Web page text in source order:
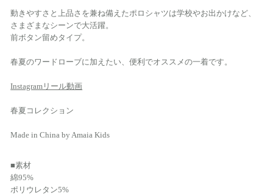
動きやすさと上品さを兼ね備えたポロシャツは学校やお出かけなど、
さまざまなシーンで大活躍。
前ボタン留めタイプ。
春夏のワードローブに加えたい、便利でオススメの一着です。
Instagramリール動画
春夏コレクション
Made in China by Amaia Kids
■素材
綿95%
ポリウレタン5%